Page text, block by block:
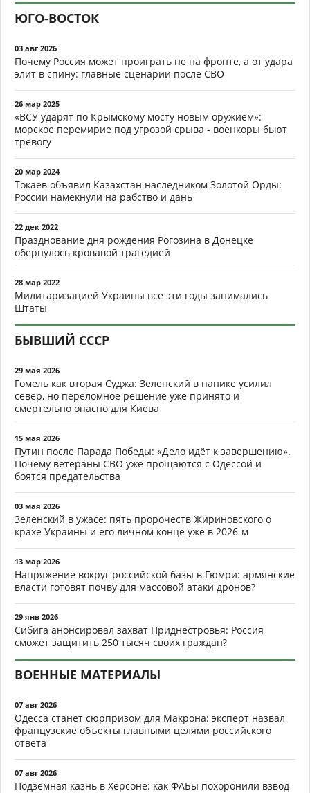
ЮГО-ВОСТОК
03 авг 2026
Почему Россия может проиграть не на фронте, а от удара
элит в спину: главные сценарии после СВО
26 мар 2025
«ВСУ ударят по Крымскому мосту новым оружием»:
морское перемирие под угрозой срыва - военкоры бьют
тревогу
20 мар 2024
Токаев объявил Казахстан наследником Золотой Орды:
России намекнули на рабство и дань
22 дек 2022
Празднование дня рождения Рогозина в Донецке
обернулось кровавой трагедией
28 мар 2022
Милитаризацией Украины все эти годы занимались
Штаты
БЫВШИЙ СССР
29 мая 2026
Гомель как вторая Суджа: Зеленский в панике усилил
север, но переломное решение уже принято и
смертельно опасно для Киева
15 мая 2026
Путин после Парада Победы: «Дело идёт к завершению».
Почему ветераны СВО уже прощаются с Одессой и
боятся предательства
03 мая 2026
Зеленский в ужасе: пять пророчеств Жириновского о
крахе Украины и его личном конце уже в 2026-м
13 мар 2026
Напряжение вокруг российской базы в Гюмри: армянские
власти готовят почву для массовой атаки дронов?
29 янв 2026
Сибига анонсировал захват Приднестровья: Россия
сможет защитить 250 тысяч своих граждан?
ВОЕННЫЕ МАТЕРИАЛЫ
07 авг 2026
Одесса станет сюрпризом для Макрона: эксперт назвал
французские объекты главными целями российского
ответа
07 авг 2026
Подземная казнь в Херсоне: как ФАБы похоронили взвод